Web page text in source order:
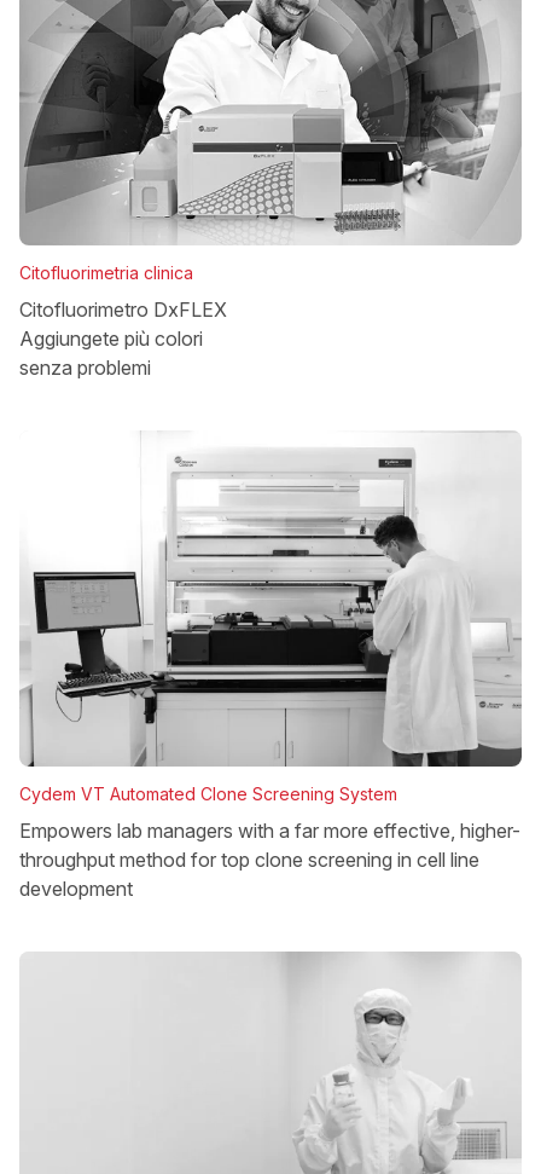
Citofluorimetria clinica
Citofluorimetro DxFLEX
Aggiungete più colori
senza problemi
Cydem VT Automated Clone Screening System
Empowers lab managers with a far more effective, higher-
throughput method for top clone screening in cell line
development